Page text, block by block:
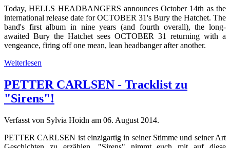
Today, HELLS HEADBANGERS announces October 14th as the
international release date for OCTOBER 31's Bury the Hatchet. The
band's first album in nine years (and fourth overall), the long-
awaited Bury the Hatchet sees OCTOBER 31 returning with a
vengeance, firing off one mean, lean headbanger after another.
Weiterlesen
PETTER CARLSEN - Tracklist zu
"Sirens"!
Verfasst von Sylvia Hoidn am 06. August 2014.
PETTER CARLSEN ist einzigartig in seiner Stimme und seiner Art